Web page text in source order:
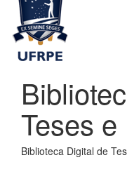
Teses
Biblioteca Digital de